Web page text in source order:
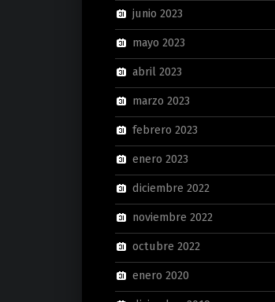
junio 2023
mayo 2023
abril 2023
marzo 2023
febrero 2023
enero 2023
diciembre 2022
noviembre 2022
octubre 2022
enero 2020